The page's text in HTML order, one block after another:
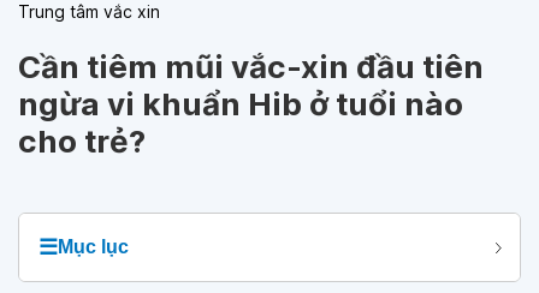
Trung tâm vắc xin
Cần tiêm mũi vắc-xin đầu tiên
ngừa vi khuẩn Hib ở tuổi nào
cho trẻ?
☰Mục lục